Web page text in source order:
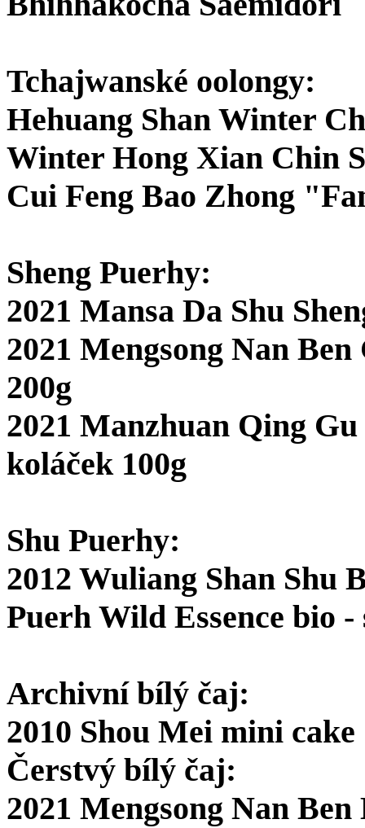
Tchajwanské oolongy:
Hehuang Shan Winter
Winter Hong Xian Chin
Cui Feng Bao Zhong
Sheng Puerhy:
2021 Mansa Da Shu
2021 Mengsong Nan
200g
2021 Manzhuan Qing
koláček 100g
Shu Puerhy:
2012 Wuliang Shan Shu
Puerh Wild Essence bio -
Archivní bílý čaj:
2010 Shou Mei mini cake
Čerstvý bílý čaj:
2021 Mengsong Nan